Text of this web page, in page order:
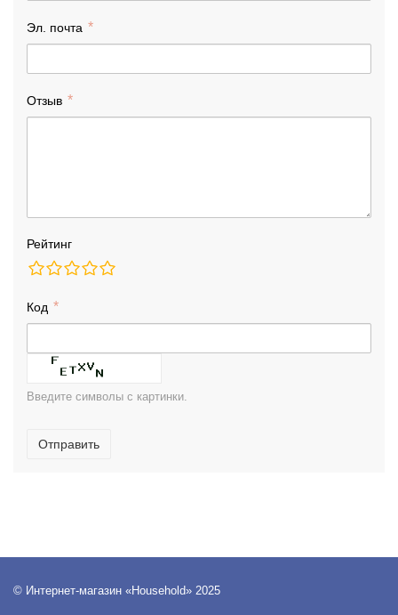
Эл. почта
Отзыв
Рейтинг
Код
Введите символы с картинки.
Отправить
© Интернет-магазин «Household» 2025